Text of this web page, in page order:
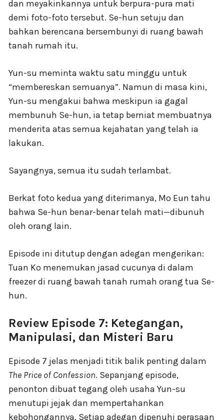
dan meyakinkannya untuk berpura-pura mati
demi foto-foto tersebut. Se-hun setuju dan
bahkan berencana bersembunyi di ruang bawah
tanah rumah itu.
Yun-su meminta waktu satu minggu untuk
“membereskan semuanya”. Namun di masa kini,
Yun-su mengakui bahwa meskipun ia gagal
membunuh Se-hun, ia tetap berniat membuatnya
menderita atas semua kejahatan yang telah ia
lakukan.
Sayangnya, semua itu sudah terlambat.
Berkat foto kedua yang diterimanya, Mo Eun tahu
bahwa Se-hun benar-benar telah mati—dibunuh
oleh orang lain.
Episode ini ditutup dengan adegan mengerikan:
Tuan Ko menemukan jasad cucunya di dalam
freezer di ruang bawah tanah rumah orang tua Se-
hun.
Review Episode 7: Ketegangan,
Manipulasi, dan Misteri Baru
Episode 7 jelas menjadi titik balik penting dalam
The Price of Confession. Sepanjang episode,
penonton dibuat tegang oleh usaha Yun-su
menutupi jejak dan mempertahankan
kebohongannya. Setiap adegan dipenuhi perasaan